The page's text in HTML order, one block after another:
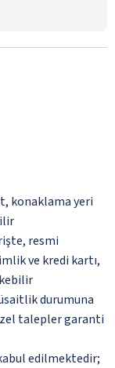
konaklama yeri
resmi
ve kredi kartı,
durumuna
talepler garanti
edilmektedir;